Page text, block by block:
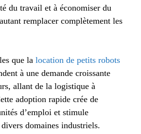
du travail et à économiser du
remplacer complètement les
que la location de petits robots
à une demande croissante
allant de la logistique à
adoption rapide crée de
d’emploi et stimule
domaines industriels.